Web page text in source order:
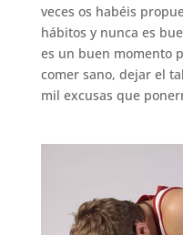
veces os habéis
hábitos y nunca es
es un buen momento
comer sano, dejar el
mil excusas que